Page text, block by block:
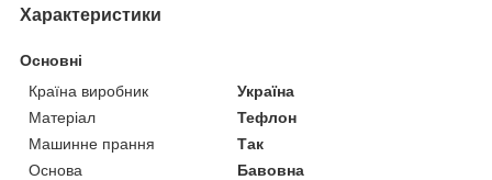
Характеристики
Основні
Країна виробник
Україна
Матеріал
Тефлон
Машинне прання
Так
Основа
Бавовна